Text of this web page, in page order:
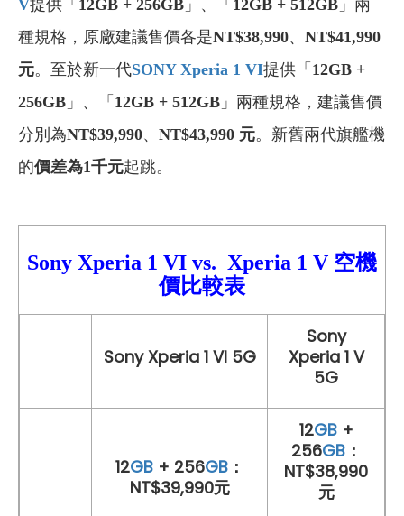
V提供「 12GB + 256GB 」、「 12GB + 512GB 」兩
種規格，原廠建議售價各是NT$38,990、 NT$41,990
元。至於新一代SONY Xperia 1 VI提供「 12GB +
256GB 」、「 12GB + 512GB 」兩種規格，建議售價
分別為NT$39,990、 NT$43,990 元。新舊兩代旗艦機
的價差為1千元起跳。
Sony Xperia 1 VI vs. Xperia 1 V 空機
價比較表
Sony Xperia 1 VI 5G
Sony
Xperia 1 V
5G
12GB+ 256GB：
NT$39,990元
12GB+
256GB：
NT$38,990
元